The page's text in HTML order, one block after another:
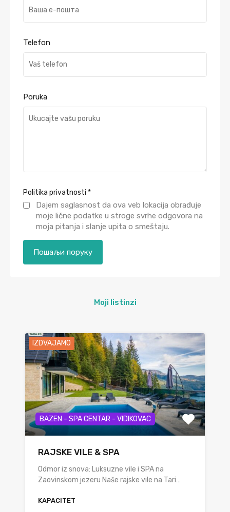
Telefon
Poruka
Politika privatnosti *
Dajem saglasnost da ova veb lokacija obrađuje
moje lične podatke u stroge svrhe odgovora na
moja pitanja i slanje upita o smeštaju.
Moji listinzi
IZDVAJAMO
BAZEN - SPA CENTAR - VIDIKOVAC
RAJSKE VILE & SPA
Odmor iz snova: Luksuzne vile i SPA na
Zaovinskom jezeru Naše rajske vile na Tari…
KAPACITET